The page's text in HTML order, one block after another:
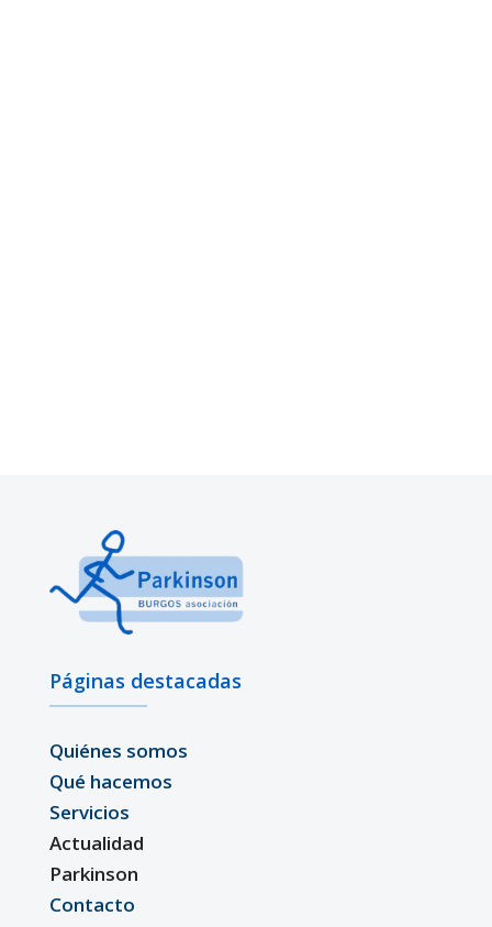
Páginas destacadas
Quiénes somos
Qué hacemos
Servicios
Actualidad
Parkinson
Contacto